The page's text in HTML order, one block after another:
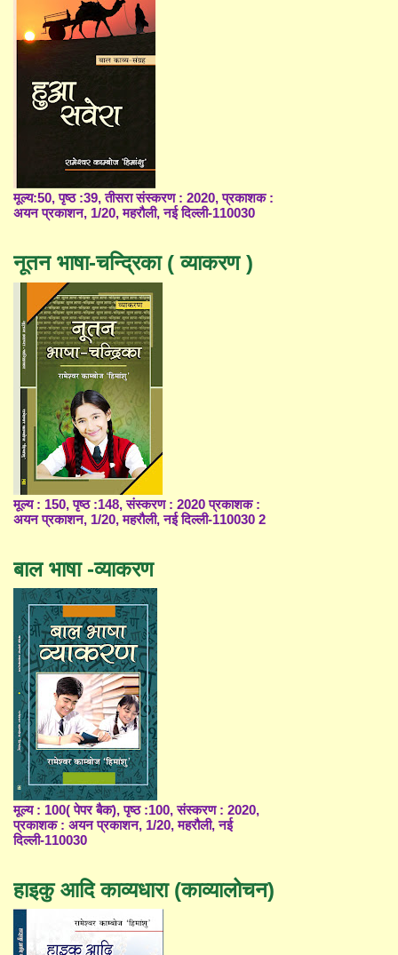
मूल्य:50, पृष्ठ :39, तीसरा संस्करण : 2020, प्रकाशक :
अयन प्रकाशन, 1/20, महरौली, नई दिल्ली-110030
नूतन भाषा-चन्द्रिका ( व्याकरण )
मूल्य : 150, पृष्ठ :148, संस्करण : 2020 प्रकाशक :
अयन प्रकाशन, 1/20, महरौली, नई दिल्ली-110030 2
बाल भाषा -व्याकरण
मूल्य : 100( पेपर बैक), पृष्ठ :100, संस्करण : 2020,
प्रकाशक : अयन प्रकाशन, 1/20, महरौली, नई
दिल्ली-110030
हाइकु आदि काव्यधारा (काव्यालोचन)